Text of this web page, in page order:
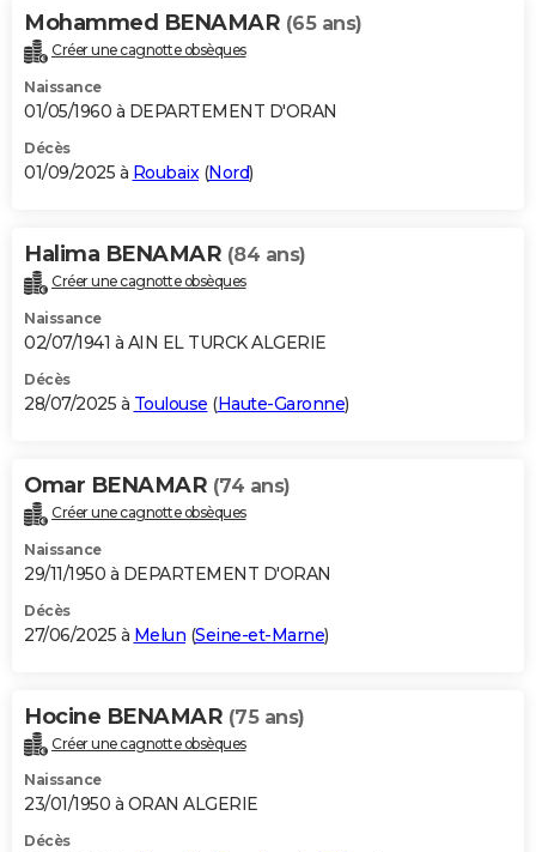
Mohammed BENAMAR (65 ans)
Créer une cagnotte obsèques
Naissance
01/05/1960 à DEPARTEMENT D'ORAN
Décès
01/09/2025 à Roubaix(Nord)
Halima BENAMAR (84 ans)
Créer une cagnotte obsèques
Naissance
02/07/1941 à AIN EL TURCK ALGERIE
Décès
28/07/2025 à Toulouse (Haute-Garonne)
Omar BENAMAR (74 ans)
Créer une cagnotte obsèques
Naissance
29/11/1950 à DEPARTEMENT D'ORAN
Décès
27/06/2025 à Melun (Seine-et-Marne)
Hocine BENAMAR (75 ans)
Créer une cagnotte obsèques
Naissance
23/01/1950 à ORAN ALGERIE
Décès